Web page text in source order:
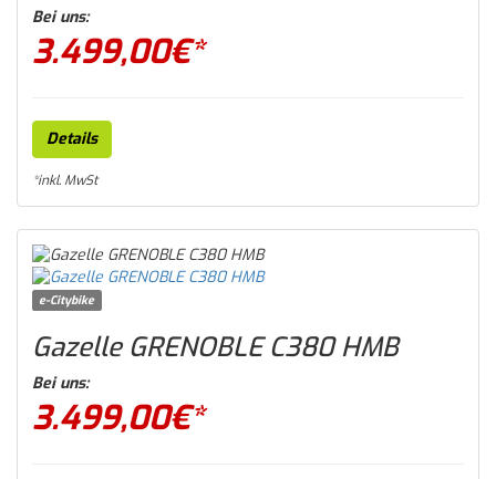
Bei uns:
3.499,00€*
Details
*inkl. MwSt
e-Citybike
Gazelle GRENOBLE C380 HMB
Bei uns:
3.499,00€*